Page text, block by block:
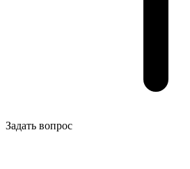
Задать вопрос